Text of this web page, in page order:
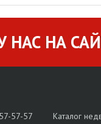
НА
57-57
Каталог